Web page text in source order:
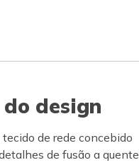
design
de rede concebido
de fusão a quente